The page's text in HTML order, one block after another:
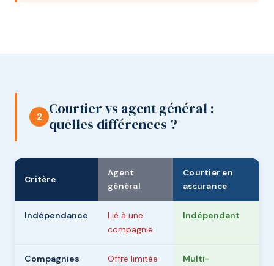
2
Courtier vs agent général :
quelles différences ?
Critère
Agent
général
Courtier en
assurance
Indépendance
Lié à une
compagnie
Indépendant
Compagnies Offre limitée Multi-